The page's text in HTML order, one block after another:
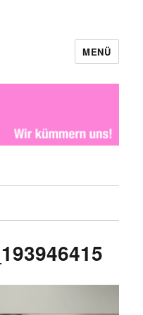
MENÜ